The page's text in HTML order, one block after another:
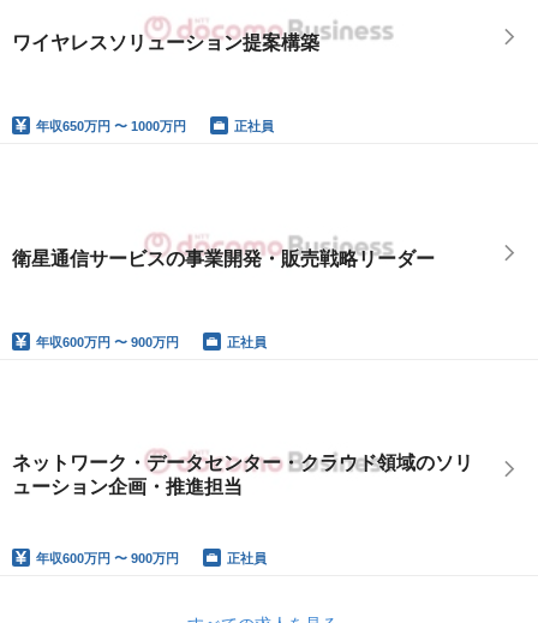
ワイヤレスソリューション提案構築
年収650万円 〜 1000万円 正社員
衛星通信サービスの事業開発・販売戦略リーダー
年収600万円 〜 900万円 正社員
ネットワーク・データセンター・クラウド領域のソリ
ューション企画・推進担当
年収600万円 〜 900万円 正社員